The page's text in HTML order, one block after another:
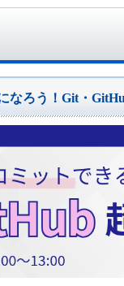
なろう！Git・